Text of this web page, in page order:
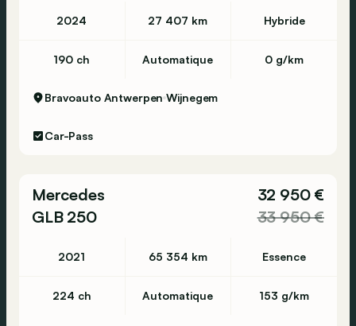
2024 27 407 km Hybride
190 ch Automatique 0 g/km
Bravoauto Antwerpen Wijnegem
Car-Pass
Mercedes
GLB 250
32 950 €
33 950 €
2021 65 354 km Essence
224 ch Automatique 153 g/km